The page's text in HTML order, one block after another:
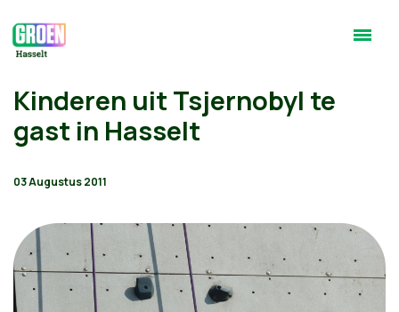
Kinderen uit Tsjernobyl te
gast in Hasselt
03 Augustus 2011